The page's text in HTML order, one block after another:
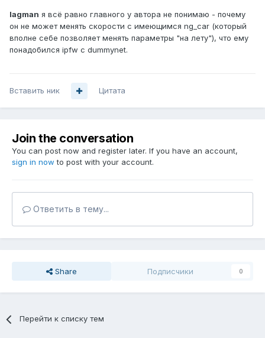
lagman я всё равно главного у автора не понимаю - почему
он не может менять скорости с имеющимся ng_car (который
вполне себе позволяет менять параметры "на лету"), что ему
понадобился ipfw с dummynet.
Вставить ник Цитата
Join the conversation
You can post now and register later. If you have an account,
sign in now to post with your account.
Ответить в тему...
Share Подписчики 0
Перейти к списку тем